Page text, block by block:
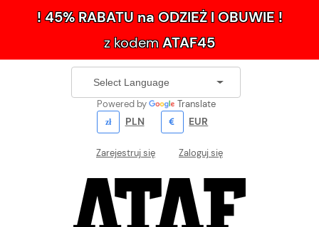
! 45% RABATU na ODZIEŻ I OBUWIE !
z kodemATAF45
Powered by Translate
PLN EUR
Zarejestruj się Zaloguj się